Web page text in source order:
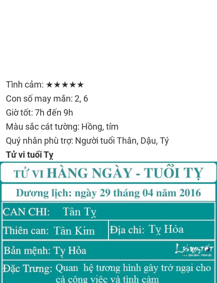
Tình cảm: ★★★★★
Con số may mắn: 2, 6
Giờ tốt: 7h đến 9h
Màu sắc cát tường: Hồng, tím
Quý nhân phù trợ: Người tuổi Thân, Dậu, Tý
Tử vi tuổi Tỵ